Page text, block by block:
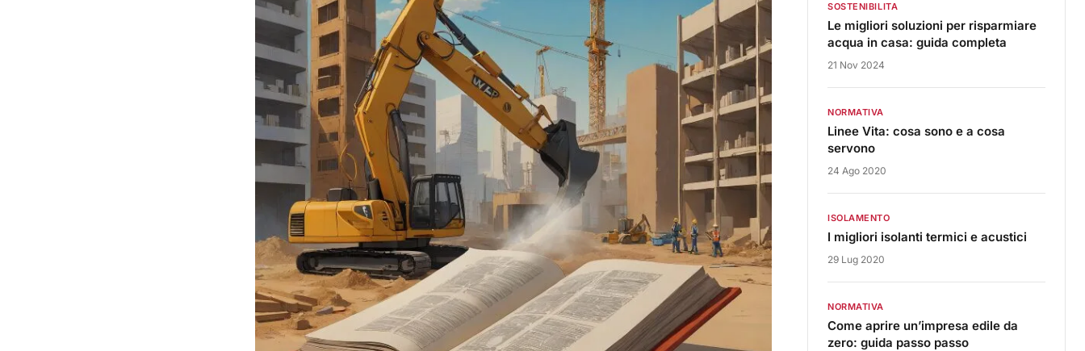
SOSTENIBILITA
Le migliori soluzioni per risparmiare
acqua in casa: guida completa
21 Nov 2024
NORMATIVA
Linee Vita: cosa sono e a cosa
servono
24 Ago 2020
ISOLAMENTO
I migliori isolanti termici e acustici
29 Lug 2020
NORMATIVA
Come aprire un’impresa edile da
zero: guida passo passo